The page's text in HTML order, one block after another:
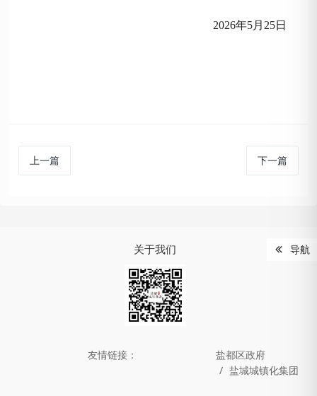
2026年5月 25日
上一篇 下一篇
导航
关于我们
友情链接：
盐都区政府
盐城城镇化集团